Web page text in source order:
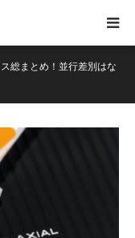
総まとめ！並行差別はな